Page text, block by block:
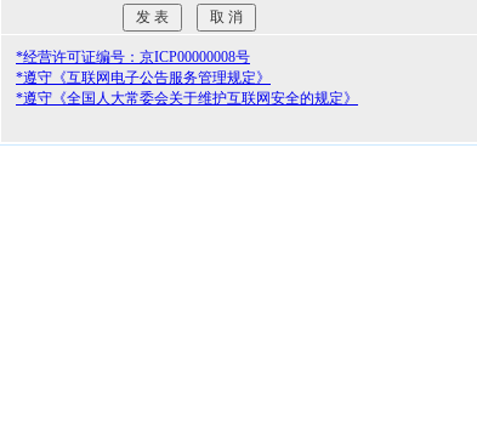
*经营许可证编号：京ICP00000008号
*遵守《互联网电子公告服务管理规定》
*遵守《全国人大常委会关于维护互联网安全的规定》